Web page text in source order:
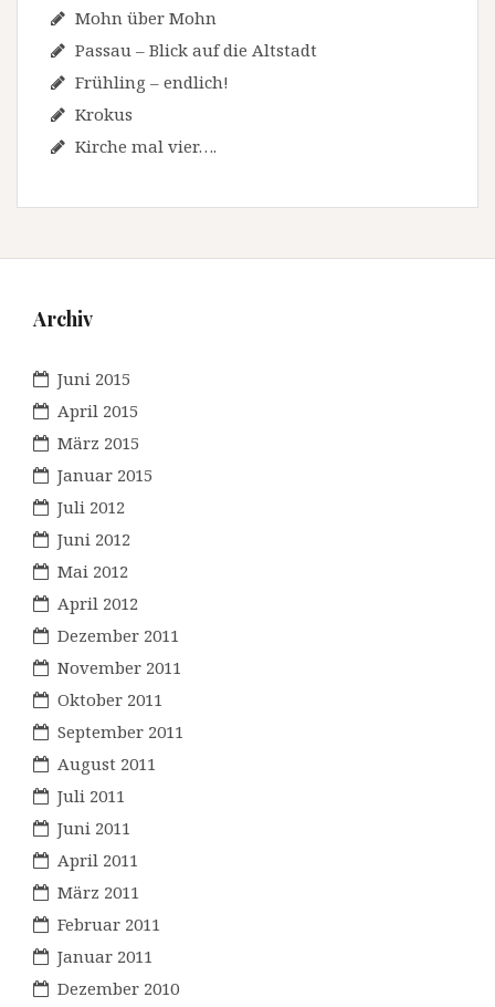
Mohn über Mohn
Passau – Blick auf die Altstadt
Frühling – endlich!
Krokus
Kirche mal vier….
Archiv
Juni 2015
April 2015
März 2015
Januar 2015
Juli 2012
Juni 2012
Mai 2012
April 2012
Dezember 2011
November 2011
Oktober 2011
September 2011
August 2011
Juli 2011
Juni 2011
April 2011
März 2011
Februar 2011
Januar 2011
Dezember 2010